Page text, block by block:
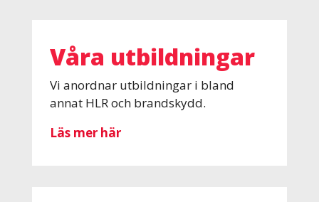
Våra utbildningar
Vi anordnar utbildningar i bland
annat HLR och brandskydd.
Läs mer här